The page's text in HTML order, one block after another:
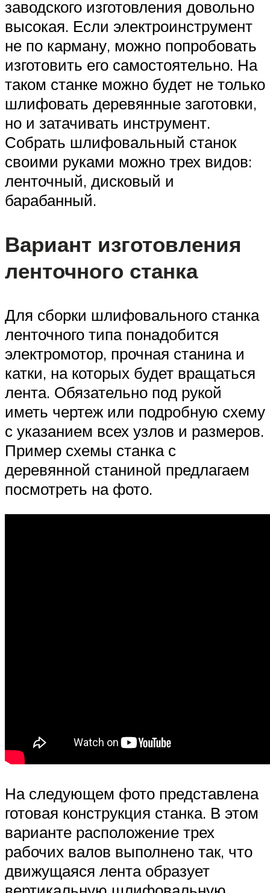
заводского изготовления довольно
высокая. Если электроинструмент
не по карману, можно попробовать
изготовить его самостоятельно. На
таком станке можно будет не только
шлифовать деревянные заготовки,
но и затачивать инструмент.
Собрать шлифовальный станок
своими руками можно трех видов:
ленточный, дисковый и
барабанный.
Вариант изготовления
ленточного станка
Для сборки шлифовального станка
ленточного типа понадобится
электромотор, прочная станина и
катки, на которых будет вращаться
лента. Обязательно под рукой
иметь чертеж или подробную схему
с указанием всех узлов и размеров.
Пример схемы станка с
деревянной станиной предлагаем
посмотреть на фото.
На следующем фото представлена
готовая конструкция станка. В этом
варианте расположение трех
рабочих валов выполнено так, что
движущаяся лента образует